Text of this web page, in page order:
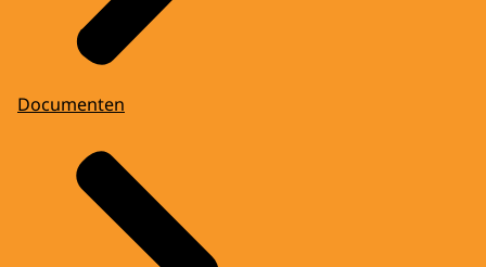
Documenten